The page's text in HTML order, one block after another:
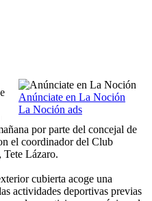
Anúnciate en La Noción
La Noción ads
por parte del concejal de
el coordinador del Club
, Tete Lázaro.
cubierta acoge una
actividades deportivas previas